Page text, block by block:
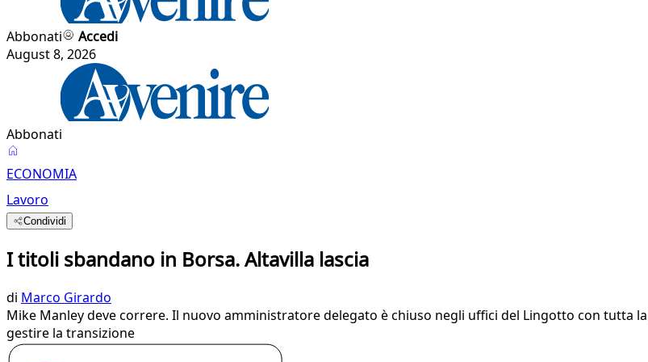
Abbonati
Accedi
August 8, 2026
Abbonati
ECONOMIA
Lavoro
Condividi
I titoli sbandano in Borsa. Altavilla lascia
di Marco Girardo
Mike Manley deve correre. Il nuovo amministratore delegato è chiuso negli uffici del Lingotto con tutta
gestire la transizione